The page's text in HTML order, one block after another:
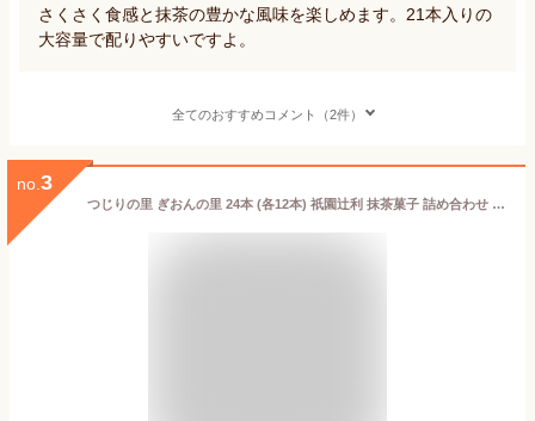
さくさく食感と抹茶の豊かな風味を楽しめます。21本入りの
大容量で配りやすいですよ。
全てのおすすめコメント（2件）
no. 3
つじりの里 ぎおんの里 24本 (各12本) 祇園辻利 抹茶菓子 詰め合わせ 京都 抹茶 日本茶 お茶菓子 茶菓子お菓子 菓子 和菓子 京都菓子 洋菓子 焼き菓子 スイーツ 和スイーツ 個包装 小分け 高級 京都土産 ギフト プレゼント 贈り物 お取り寄せ